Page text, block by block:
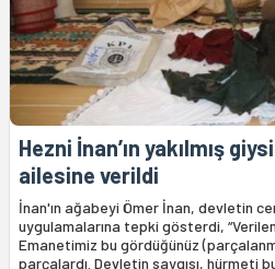
Hezni İnan’ın yakılmış
ailesine verildi
İnan'ın ağabeyi Ömer İnan, devletin
uygulamalarına tepki gösterdi,
Emanetimiz bu gördüğünüz
parçalardı. Devletin saygısı, hürmeti